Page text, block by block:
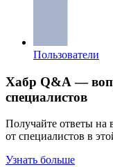
Пользователи
Хабр Q&A —
специалистов
Получайте ответы на
от специалистов в
Узнать больше